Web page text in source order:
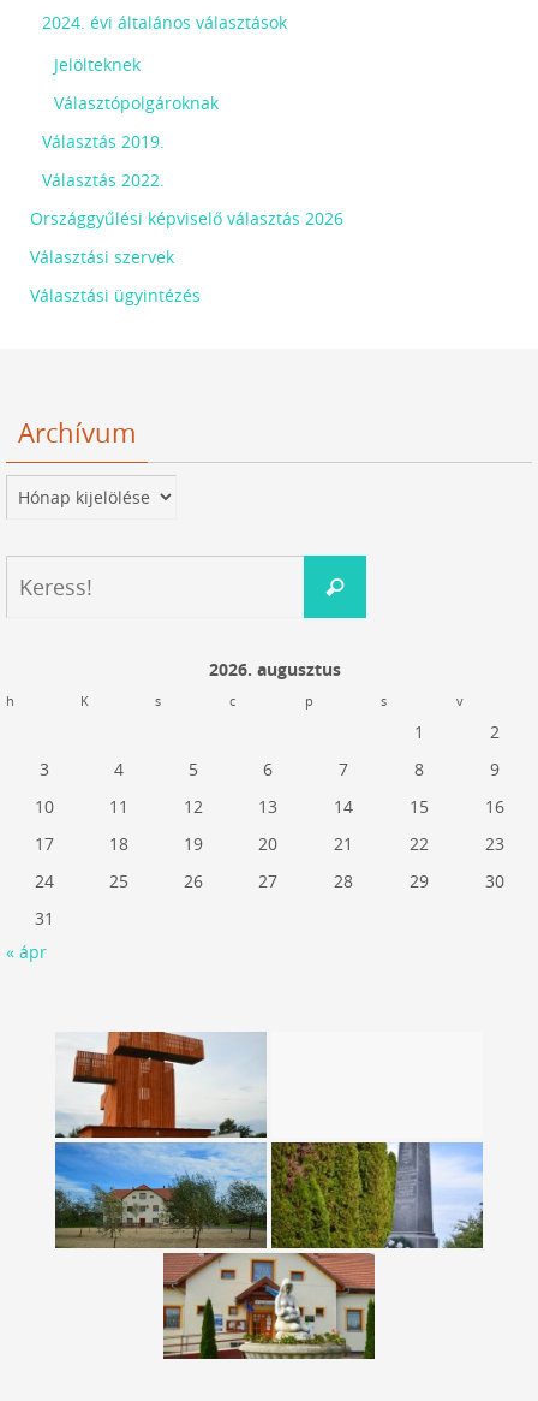
2024. évi általános választások
Jelölteknek
Választópolgároknak
Választás 2019.
Választás 2022.
Országgyűlési képviselő választás 2026
Választási szervek
Választási ügyintézés
Archívum
Archívum
Keress!
2026. augusztus
h K s c p s v
1
2
3
4 5 6 7 8
9
10
11 12 13 14 15
16
17
18 19 20 21 22
23
24
25 26 27 28 29
30
31
« ápr